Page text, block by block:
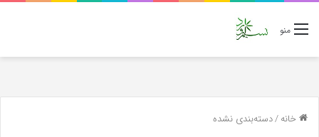
منو
خانه/دسته‌بندی نشده